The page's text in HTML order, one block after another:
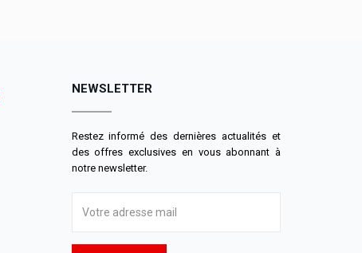
NEWSLETTER
Restez informé des dernières actualités et
des offres exclusives en vous abonnant à
notre newsletter.